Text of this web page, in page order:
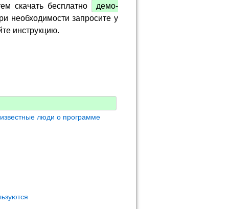
скачать бесплатно
демо-
необходимости запросите у
инструкцию.
люди о программе